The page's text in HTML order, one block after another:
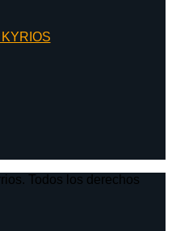
Todos los derechos